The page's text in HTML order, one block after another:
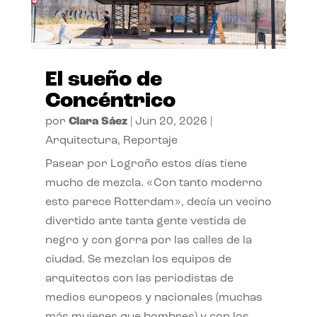
El sueño de
Concéntrico
por Clara Sáez| Jun 20, 2026
Arquitectura, Reportaje
Pasear por Logroño estos días tiene
mucho de mezcla. «Con tanto moderno
esto parece Rotterdam», decía un vecino
divertido ante tanta gente vestida de
negro y con gorra por las calles de la
ciudad. Se mezclan los equipos de
arquitectos con las periodistas de
medios europeos y nacionales (muchas